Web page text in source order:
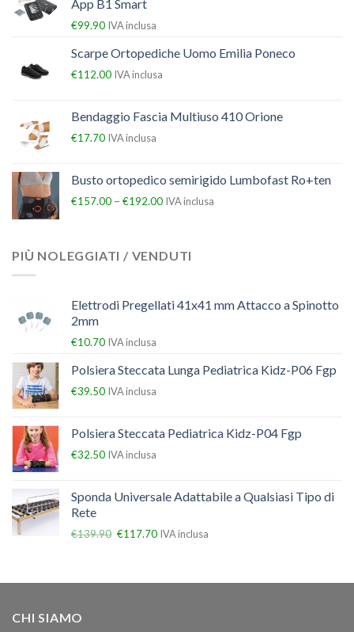
App B1 Smart
€99.90 IVA inclusa
Scarpe Ortopediche Uomo Emilia Poneco
€112.00 IVA inclusa
Bendaggio Fascia Multiuso 410 Orione
€17.70 IVA inclusa
Busto ortopedico semirigido Lumbofast Ro+ten
€157.00 – €192.00 IVA inclusa
PIÙ NOLEGGIATI / VENDUTI
Elettrodi Pregellati 41x41 mm Attacco a Spinotto
2mm
€10.70 IVA inclusa
Polsiera Steccata Lunga Pediatrica Kidz-P06 Fgp
€39.50 IVA inclusa
Polsiera Steccata Pediatrica Kidz-P04 Fgp
€32.50 IVA inclusa
Sponda Universale Adattabile a Qualsiasi Tipo di
Rete
€139.90 €117.70 IVA inclusa
CHI SIAMO